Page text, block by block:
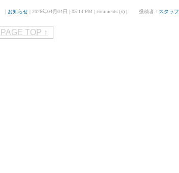
| お知らせ | 2026年04月04日 | 05:14 PM | comments (x) | 投稿者 : スタッフ
PAGE TOP ↑